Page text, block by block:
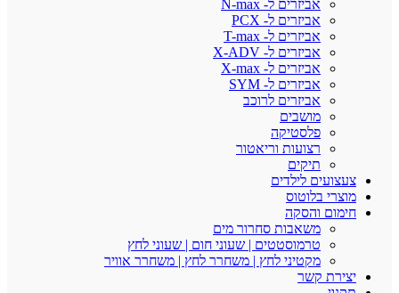
אביזרים ל- N-max
אביזרים ל- PCX
אביזרים ל- T-max
אביזרים ל- X-ADV
אביזרים ל- X-max
אביזרים ל- SYM
אביזרים לרוכב
מושבים
פלסטיקה
רצועות וריאטור
תיקים
צעצועים לילדים
מוצרי בלוטוס
חימום והסקה
משאבות סחרור מים
טרמוסטטים | שעוני חום | שעוני לחץ
מקטיני לחץ | משחרר לחץ | משחרר אוויר
יצירת קשר